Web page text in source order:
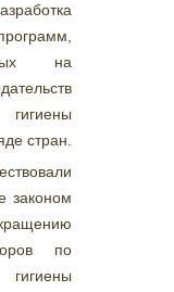
на
гигиены
стран.
законом
по
гигиены